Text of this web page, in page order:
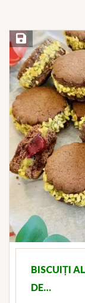
Save Recipe
BISCUIȚI
DE…